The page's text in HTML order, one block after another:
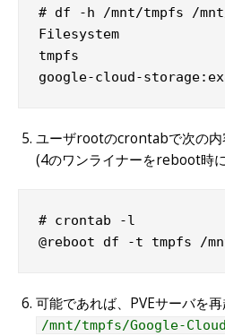
# df -h /mnt/tmpfs /
Filesystem
tmpfs
google-cloud-
ユーザrootのcrontabで次の内
(4のワンライナーをreboot時
# crontab -l
@reboot df -t tmpfs /
可能であれば、PVEサーバを
/mnt/tmpfs/Google-